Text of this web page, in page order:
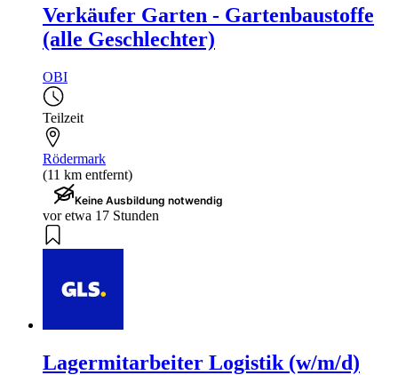
Verkäufer Garten - Gartenbaustoffe
(alle Geschlechter)
OBI
Teilzeit
Rödermark
(11 km entfernt)
Keine Ausbildung notwendig
vor etwa 17 Stunden
Lagermitarbeiter Logistik (w/m/d)